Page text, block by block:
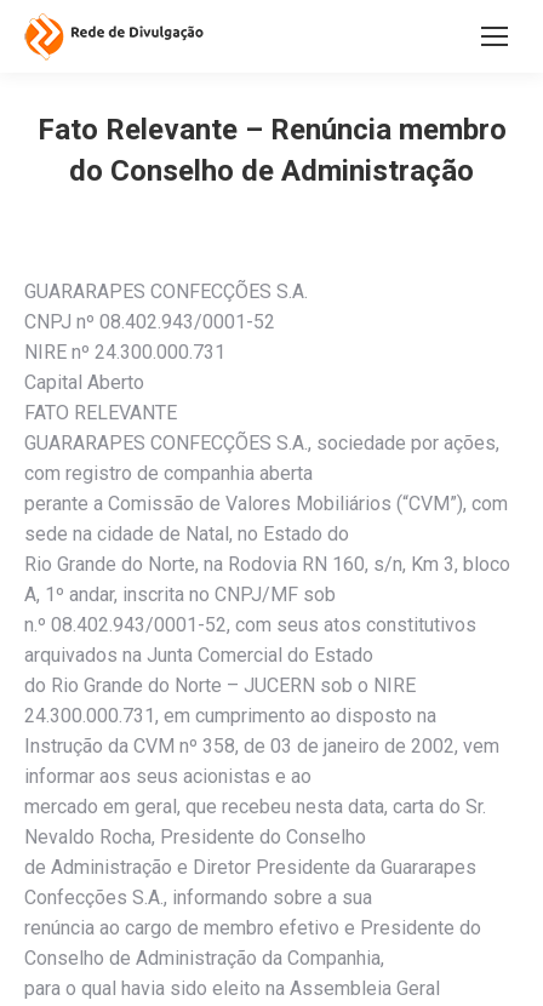
Fato Relevante – Renúncia membro
do Conselho de Administração
GUARARAPES CONFECÇÕES S.A.
CNPJ nº 08.402.943/0001-52
NIRE nº 24.300.000.731
Capital Aberto
FATO RELEVANTE
GUARARAPES CONFECÇÕES S.A., sociedade por ações,
com registro de companhia aberta
perante a Comissão de Valores Mobiliários (“CVM”), com
sede na cidade de Natal, no Estado do
Rio Grande do Norte, na Rodovia RN 160, s/n, Km 3, bloco
A, 1º andar, inscrita no CNPJ/MF sob
n.º 08.402.943/0001-52, com seus atos constitutivos
arquivados na Junta Comercial do Estado
do Rio Grande do Norte – JUCERN sob o NIRE
24.300.000.731, em cumprimento ao disposto na
Instrução da CVM nº 358, de 03 de janeiro de 2002, vem
informar aos seus acionistas e ao
mercado em geral, que recebeu nesta data, carta do Sr.
Nevaldo Rocha, Presidente do Conselho
de Administração e Diretor Presidente da Guararapes
Confecções S.A., informando sobre a sua
renúncia ao cargo de membro efetivo e Presidente do
Conselho de Administração da Companhia,
para o qual havia sido eleito na Assembleia Geral